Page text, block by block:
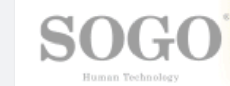
INICIO
EMPRESAS
GUÍA DE COMPRA